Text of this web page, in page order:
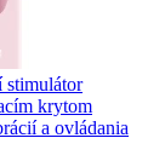
stimulátor
krytom
a ovládania